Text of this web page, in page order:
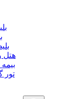
هتل
تور